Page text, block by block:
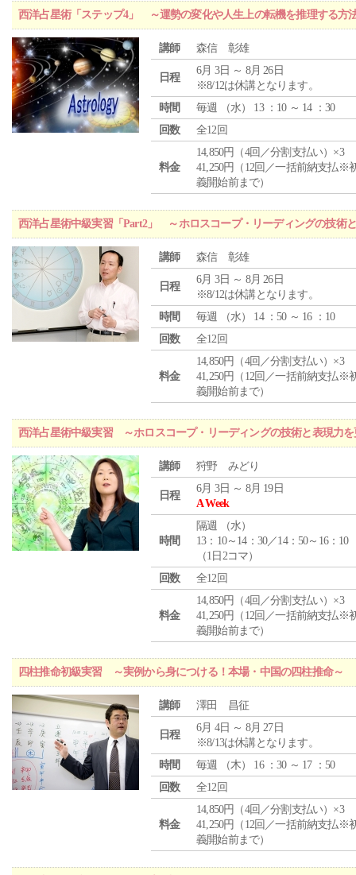
西洋占星術「ステップ4」 ～運勢の変化や人生上の転機を推理する方
講師 森信 彰雄
日程
6月 3日 ～ 8月 26日
※8/12は休講となります。
時間
毎週 （水） 13 ：10 ～ 14 ：30
回数
全12回
料金
14,850円（4回／分割支払い）×3
41,250円（12回／一括前納支払※
義開始前まで）
西洋占星術中級実習「Part2」 ～ホロスコープ・リーディングの技術
講師 森信 彰雄
日程
6月 3日 ～ 8月 26日
※8/12は休講となります。
時間
毎週 （水） 14 ：50 ～ 16 ：10
回数
全12回
料金
14,850円（4回／分割支払い）×3
41,250円（12回／一括前納支払※
義開始前まで）
西洋占星術中級実習 ～ホロスコープ・リーディングの技術と表現力
講師 狩野 みどり
日程
6月 3日 ～ 8月 19日
A Week
時間
隔週 （水）
13：10～14：30／14：50～16：10
（1日2コマ）
回数
全12回
料金
14,850円（4回／分割支払い）×3
41,250円（12回／一括前納支払※
義開始前まで）
四柱推命初級実習 ～実例から身につける！本場・中国の四柱推命～
講師 澤田 昌征
日程
6月 4日 ～ 8月 27日
※8/13は休講となります。
時間
毎週 （木） 16 ：30 ～ 17 ：50
回数
全12回
料金
14,850円（4回／分割支払い）×3
41,250円（12回／一括前納支払※
義開始前まで）